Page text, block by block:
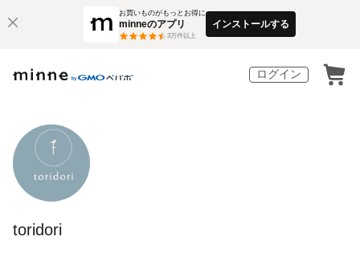
お買いものがもっとお得に
minneのアプリ
3万件以上
インストールする
ログイン
toridori